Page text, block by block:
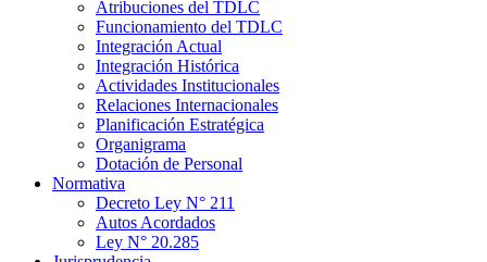
Atribuciones del TDLC
Funcionamiento del TDLC
Integración Actual
Integración Histórica
Actividades Institucionales
Relaciones Internacionales
Planificación Estratégica
Organigrama
Dotación de Personal
Normativa
Decreto Ley N° 211
Autos Acordados
Ley N° 20.285